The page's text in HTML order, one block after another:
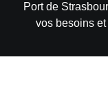
Port de
vos besoins